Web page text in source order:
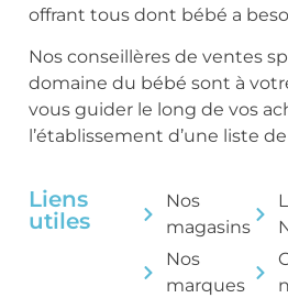
offrant tous dont bébé a
Nos conseillères de ventes
domaine du bébé sont à
vous guider le long de vos
l’établissement d’une liste
Liens
utiles
Nos
magasins
Nos
marques